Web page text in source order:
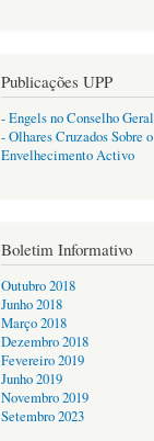
Publicações UPP
- Engels no Conselho Geral
- Olhares Cruzados Sobre o
Envelhecimento Activo
Boletim Informativo
Outubro 2018
Junho 2018
Março 2018
Dezembro 2018
Fevereiro 2019
Junho 2019
Novembro 2019
Setembro 2023